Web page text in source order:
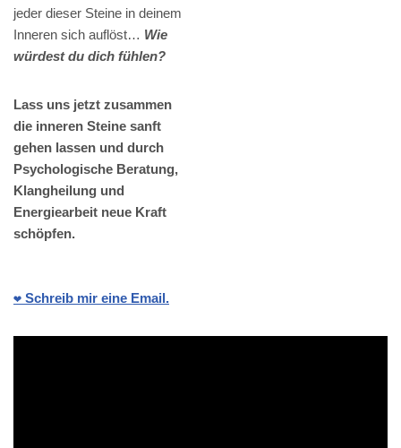
jeder dieser Steine in deinem
Inneren sich auflöst… Wie
würdest du dich fühlen?
Lass uns jetzt zusammen
die inneren Steine sanft
gehen lassen und durch
Psychologische Beratung,
Klangheilung und
Energiearbeit neue Kraft
schöpfen.
❤️ Schreib mir eine Email.